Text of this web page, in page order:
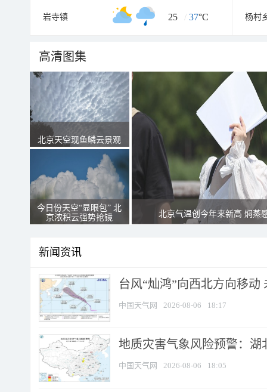
岩寺镇 25 / 37°C 杨村
高清图集
北京天空现鱼鳞云景观
今日份天空“显眼包” 北
京浓积云强势抢镜
北京气温创今年来新高 焖蒸
新闻资讯
台风“灿鸿”向西北方向移动
中国天气网 2026-08-06 18:17
地质灾害气象风险预警：湖
中国天气网 2026-08-06 18:05